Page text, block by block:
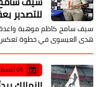
للتصدير
سيف سامح كاظم موهبة واعدة
هدى العيسوى في خطوة تعكس
05 أغسطس 2026